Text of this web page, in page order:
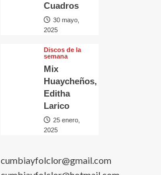
Cuadros
30 mayo,
2025
Discos de la
semana
Mix
Huaycheños,
Editha
Larico
25 enero,
2025
cumbiayfolclor@gmail.com